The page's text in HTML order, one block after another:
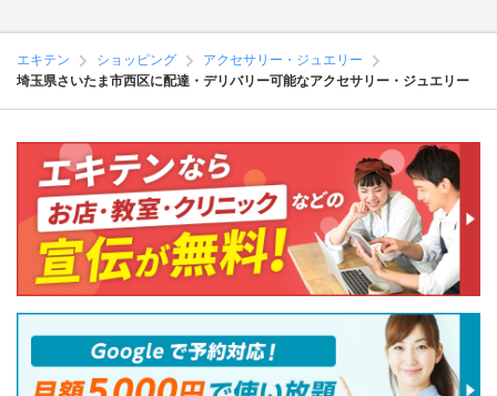
エキテン ショッピング
アクセサリー・ジュエリー
埼玉県さいたま市西区に配達・デリバリー可能なアクセサリー・ジュエリー